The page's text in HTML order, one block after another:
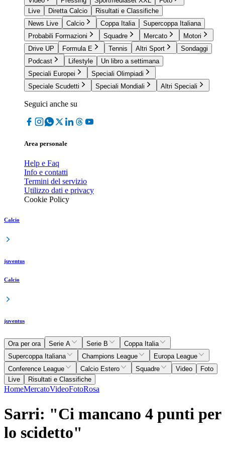
Live
Diretta Calcio
Risultati e Classifiche
News Live
Calcio Coppa Italia
Supercoppa Italiana
Probabili Formazioni
Squadre Mercato
Motori
Drive UP
Formula E Tennis Altri Sport
Sondaggi
Podcast
Lifestyle
Un libro a settimana
Speciali Europei
Speciali Olimpiadi
Speciale Scudetti
Speciali Mondiali Altri Speciali
Seguici anche su
Area personale
Help e Faq
Info e contatti
Termini del servizio
Utilizzo dati e privacy
Cookie Policy
Calcio
juventus
Calcio
juventus
Ora per ora Serie A Serie B
Coppa Italia
Supercoppa Italiana
Champions League
Europa League
Conference League
Calcio Estero Squadre Video
Foto
Live
Risultati e Classifiche
HomeMercatoVideoFotoRosa
Sarri: "Ci mancano 4 punti per
lo scidetto"